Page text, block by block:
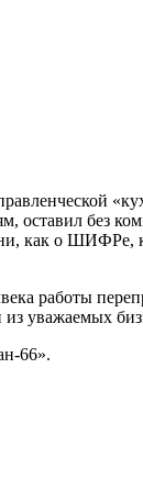
оставил без
как о ШИФРе,
работы
уважаемых
66».